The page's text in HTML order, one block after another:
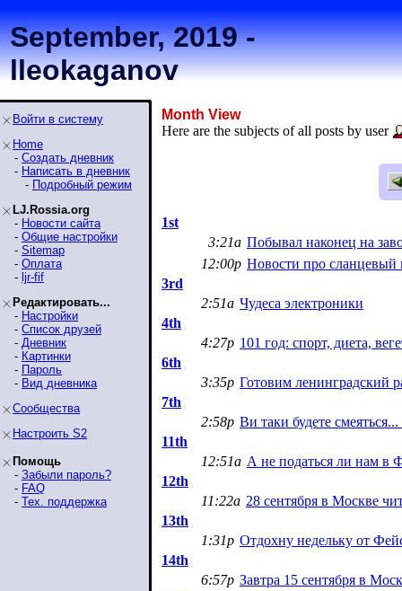
September, 2019 -
lleokaganov
Войти в систему
Home
- Создать дневник
- Написать в дневник
- Подробный режим
LJ.Rossia.org
- Новости сайта
- Общие настройки
- Sitemap
- Оплата
- ljr-fif
Редактировать...
- Настройки
- Список друзей
- Дневник
- Картинки
- Пароль
- Вид дневника
Сообщества
Настроить S2
Помощь
- Забыли пароль?
- FAQ
- Тех. поддержка
Month View
Here are the subjects of all posts by user
1st
3:21a Побывал наконец на
12:00p Новости про сланцевый
3rd
2:51a Чудеса электроники
4th
4:27p 101 год: спорт, диета,
6th
3:35p Готовим ленинградский
7th
2:58p Ви таки будете
11th
12:51a А не податься ли нам в
12th
11:22a 28 сентября в Москве
13th
1:31p Отдохну недельку от
14th
6:57p Завтра 15 сентября в